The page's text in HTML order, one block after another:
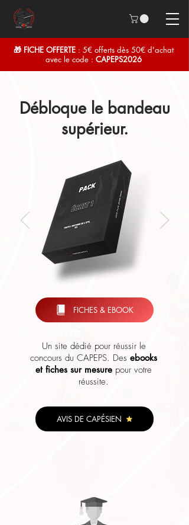
🎁 FICHE OFFERTE: 5€ offerts dès 50€ d'achat
avec le code : CAPEPS2026
Débloque le bandeau
supérieur.
FICHES & EBOOK
Un site dédié pour réussir le
concours du CAPEPS. Des ebooks
et fiches sur mesure pour votre
réussite.
AVIS DE CAPÉSIEN